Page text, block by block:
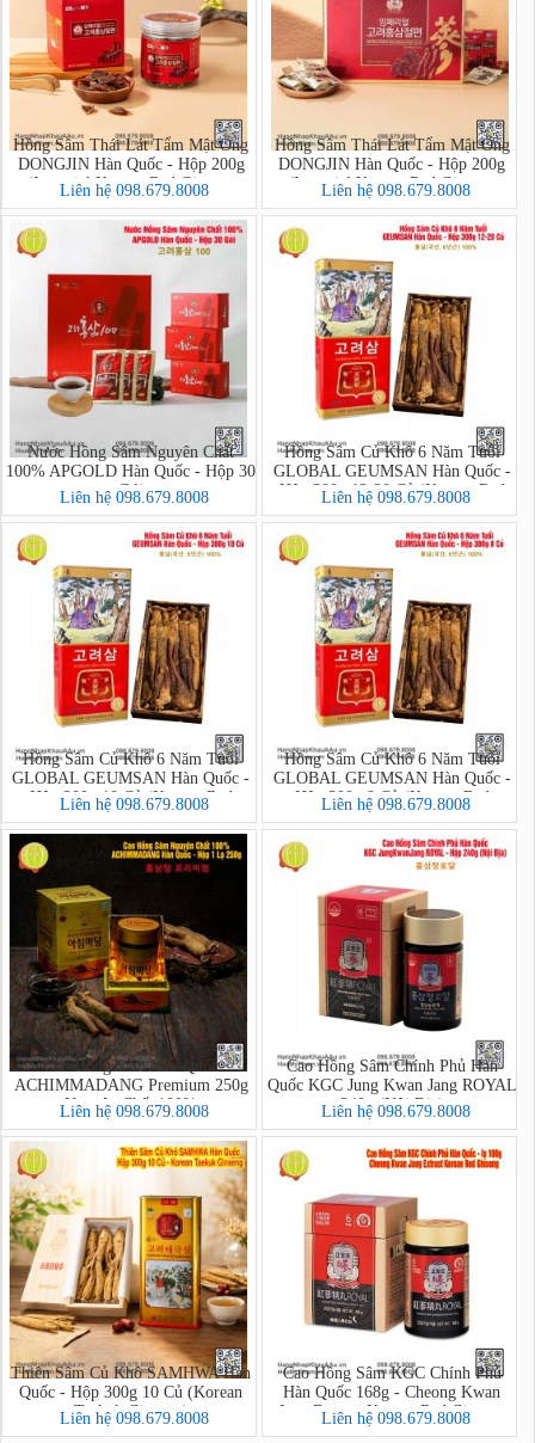
Hồng Sâm Thái Lát Tẩm Mật Ong
DONGJIN Hàn Quốc - Hộp 200g
(Imperial Korean Red Ginseng
Honey Sliced PREMIUM)
Liên hệ 098.679.8008
Hồng Sâm Thái Lát Tẩm Mật Ong
DONGJIN Hàn Quốc - Hộp 200g
(Imperial Korean Red Ginseng
Honey Sliced)
Liên hệ 098.679.8008
Nước Hồng Sâm Nguyên Chất
100% APGOLD Hàn Quốc - Hộp 30
Gói
Liên hệ 098.679.8008
Hồng Sâm Củ Khô 6 Năm Tuổi
GLOBAL GEUMSAN Hàn Quốc -
Hộp 300g 12-20 Củ (Korean Red
Ginseng)
Liên hệ 098.679.8008
Hồng Sâm Củ Khô 6 Năm Tuổi
GLOBAL GEUMSAN Hàn Quốc -
Hộp 300g 10 Củ (Korean Red
Ginseng)
Liên hệ 098.679.8008
Hồng Sâm Củ Khô 6 Năm Tuổi
GLOBAL GEUMSAN Hàn Quốc -
Hộp 300g 8 Củ (Korean Red
Ginseng)
Liên hệ 098.679.8008
Cao Hồng Sâm Hàn Quốc
ACHIMMADANG Premium 250g
Nguyên Chất 100%
Liên hệ 098.679.8008
Cao Hồng Sâm Chính Phủ Hàn
Quốc KGC Jung Kwan Jang ROYAL
240g (Nội Địa)
Liên hệ 098.679.8008
Thiên Sâm Củ Khô SAMHWA Hàn
Quốc - Hộp 300g 10 Củ (Korean
Taekuk Ginseng)
Liên hệ 098.679.8008
Cao Hồng Sâm KGC Chính Phủ
Hàn Quốc 168g - Cheong Kwan
Jang Extract Korean Red Ginseng
Liên hệ 098.679.8008